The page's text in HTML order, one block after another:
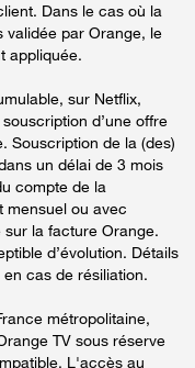
Dans le cas où la
validée par Orange, le
appliquée.
sur Netflix,
d’une offre
Souscription de la (des)
un délai de 3 mois
compte de la
mensuel ou avec
la facture Orange.
d’évolution. Détails
cas de résiliation.
métropolitaine,
TV sous réserve
L'accès au